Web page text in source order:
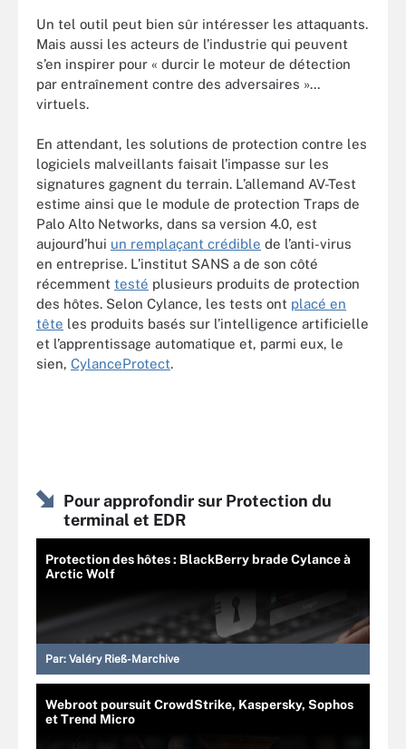
Un tel outil peut bien sûr intéresser les attaquants.
Mais aussi les acteurs de l’industrie qui peuvent
s’en inspirer pour « durcir le moteur de détection
par entraînement contre des adversaires »…
virtuels.
En attendant, les solutions de protection contre les
logiciels malveillants faisait l’impasse sur les
signatures gagnent du terrain. L’allemand AV-Test
estime ainsi que le module de protection Traps de
Palo Alto Networks, dans sa version 4.0, est
aujourd’hui un remplaçant crédible de l’anti-virus
en entreprise. L’institut SANS a de son côté
récemment testé plusieurs produits de protection
des hôtes. Selon Cylance, les tests ont placé en
tête les produits basés sur l’intelligence artificielle
et l’apprentissage automatique et, parmi eux, le
sien, CylanceProtect.
Pour approfondir sur Protection du
terminal et EDR
Protection des hôtes : BlackBerry brade Cylance à
Arctic Wolf
Par: Valéry Rieß-Marchive
Webroot poursuit CrowdStrike, Kaspersky, Sophos
et Trend Micro